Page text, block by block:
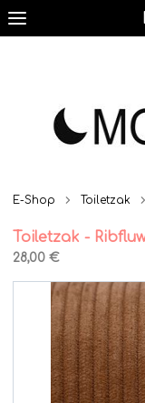
E-Shop Toiletzak
Toiletzak -
28,00 €